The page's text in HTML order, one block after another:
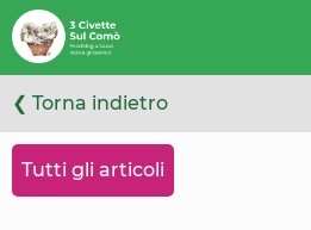
agli
articoli
Oppure
cambia
categoria
❮ Torna indietro
Tutti gli articoli